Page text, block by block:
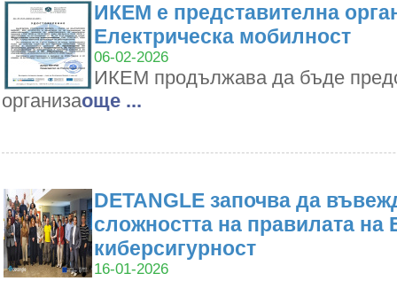
ИКЕМ е представителна
Електрическа мобилност
06-02-2026
ИКЕМ продължава да бъде
организаoще ...
DETANGLE започва да
сложността на правилата на
киберсигурност
16-01-2026